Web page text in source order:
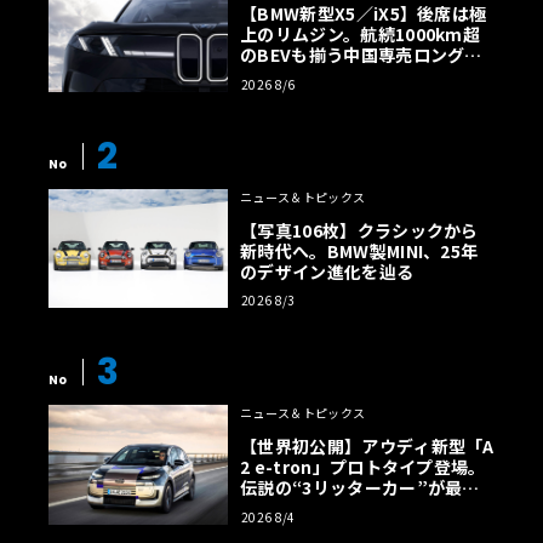
【BMW新型X5／iX5】後席は極
上のリムジン。航続1000km超
のBEVも揃う中国専売ロング仕
様の全貌
2026 8/6
No 2
ニュース＆トピックス
【写真106枚】クラシックから
新時代へ。BMW製MINI、25年
のデザイン進化を辿る
2026 8/3
No 3
ニュース＆トピックス
【世界初公開】アウディ新型「A
2 e-tron」プロトタイプ登場。
伝説の“3リッターカー”が最高
効率エントリーBEVとして復活
【画像38枚】
2026 8/4